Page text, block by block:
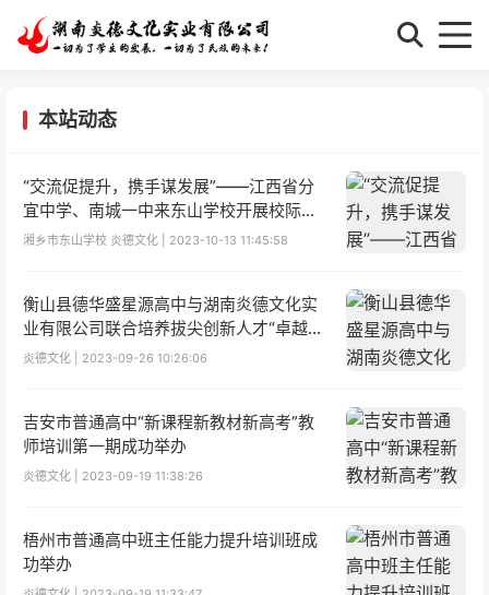
本站动态
“交流促提升，携手谋发展”——江西省分
宜中学、南城一中来东山学校开展校际交
流活动
湘乡市东山学校 炎德文化 | 2023-10-13 11:45:58
衡山县德华盛星源高中与湖南炎德文化实
业有限公司联合培养拔尖创新人才“卓越计
划”启动仪式 成功举办
炎德文化 | 2023-09-26 10:26:06
吉安市普通高中“新课程新教材新高考”教
师培训第一期成功举办
炎德文化 | 2023-09-19 11:38:26
梧州市普通高中班主任能力提升培训班成
功举办